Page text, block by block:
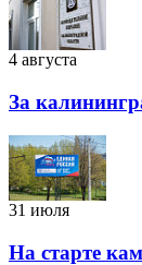
4 августа
За
31 июля
На старте